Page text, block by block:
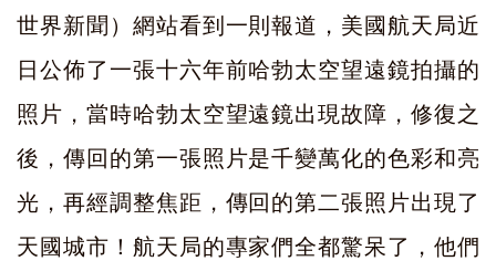
世界新聞）網站看到一則報道，美國航天局近
日公佈了一張十六年前哈勃太空望遠鏡拍攝的
照片，當時哈勃太空望遠鏡出現故障，修復之
後，傳回的第一張照片是千變萬化的色彩和亮
光，再經調整焦距，傳回的第二張照片出現了
天國城市！航天局的專家們全都驚呆了，他們